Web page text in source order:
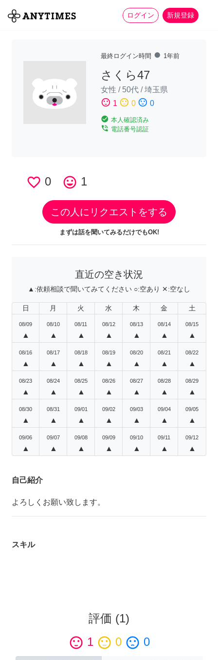
ログイン 新規登録
全て 家事 more_horiz
最終ログイン時間 fiber_manual_record 1年前
さくら47
女性 / 50代 /埼玉県
sentiment_satisfied 1 sentiment_neutral 0 sentiment_dissatisfied 0
check_circle 本人確認済み
phone_in_talk 電話番号認証
favorite_border 0 tag_faces 1
この人にリクエストをする
まずは話を聞いてみるだけでもOK!
直近の空き状況
▲:依頼相談で聞いてみてください ○:空あり ✕:空なし
日 月 火 水 木 金 土
08/09
▲
08/10
▲
08/11
▲
08/12
▲
08/13
▲
08/14
▲
08/15
▲
08/16
▲
08/17
▲
08/18
▲
08/19
▲
08/20
▲
08/21
▲
08/22
▲
08/23
▲
08/24
▲
08/25
▲
08/26
▲
08/27
▲
08/28
▲
08/29
▲
08/30
▲
08/31
▲
09/01
▲
09/02
▲
09/03
▲
09/04
▲
09/05
▲
09/06
▲
09/07
▲
09/08
▲
09/09
▲
09/10
▲
09/11
▲
09/12
▲
自己紹介
よろしくお願い致します。
スキル
評価 (1)
sentiment_satisfied 1 sentiment_neutral 0 sentiment_dissatisfied 0